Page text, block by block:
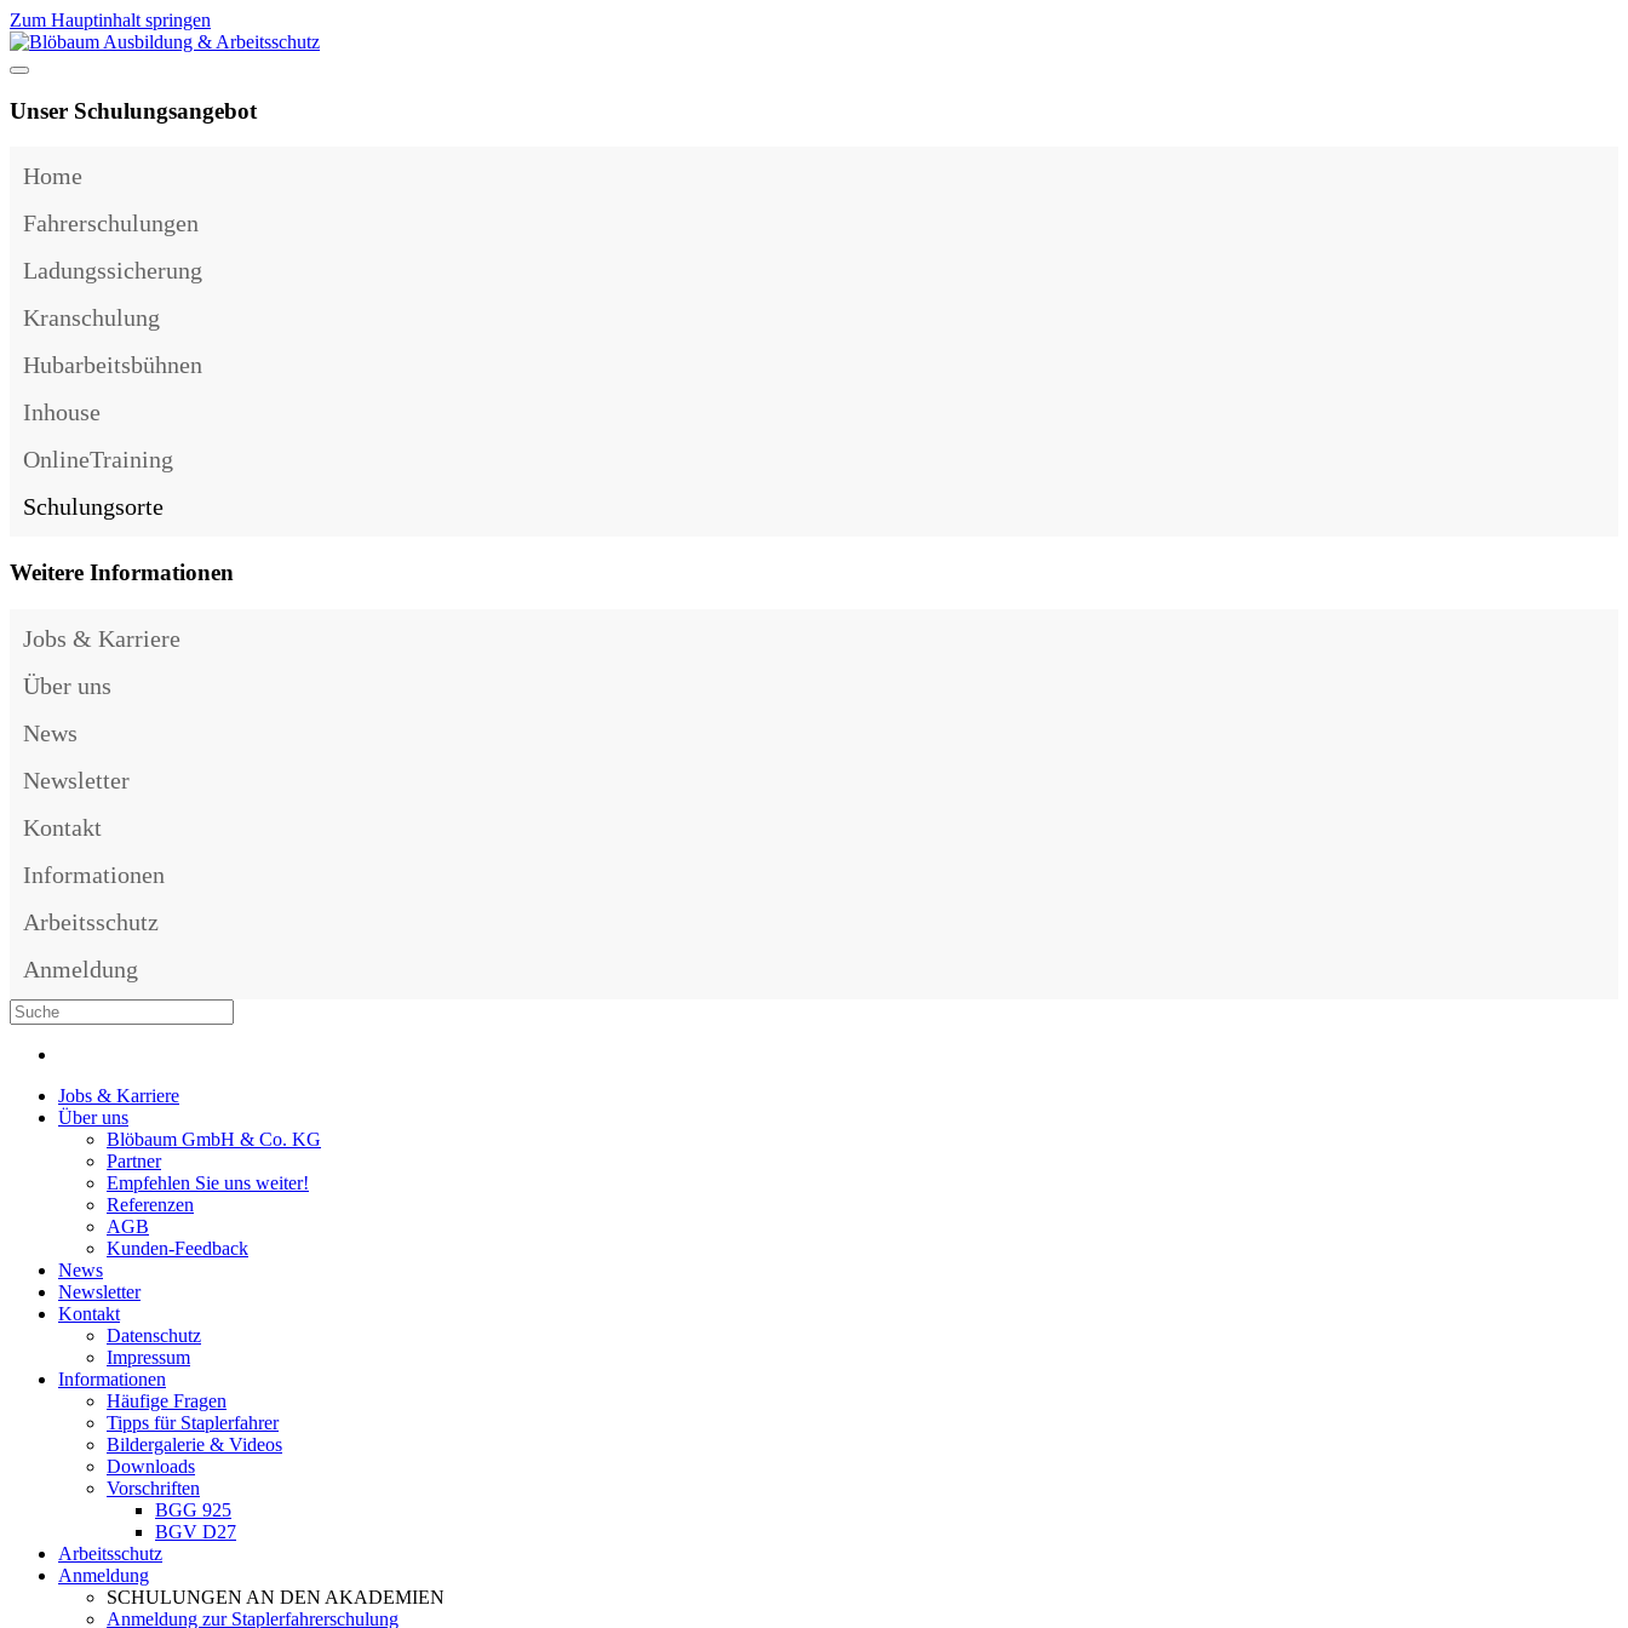
Zum Hauptinhalt springen
Unser Schulungsangebot
Home
Fahrerschulungen
Ladungssicherung
Kranschulung
Hubarbeitsbühnen
Inhouse
OnlineTraining
Schulungsorte
Weitere Informationen
Jobs & Karriere
Über uns
News
Newsletter
Kontakt
Informationen
Arbeitsschutz
Anmeldung
Jobs & Karriere
Über uns
Blöbaum GmbH & Co. KG
Partner
Empfehlen Sie uns weiter!
Referenzen
AGB
Kunden-Feedback
News
Newsletter
Kontakt
Datenschutz
Impressum
Informationen
Häufige Fragen
Tipps für Staplerfahrer
Bildergalerie & Videos
Downloads
Vorschriften
BGG 925
BGV D27
Arbeitsschutz
Anmeldung
SCHULUNGEN AN DEN AKADEMIEN
Anmeldung zur Staplerfahrerschulung